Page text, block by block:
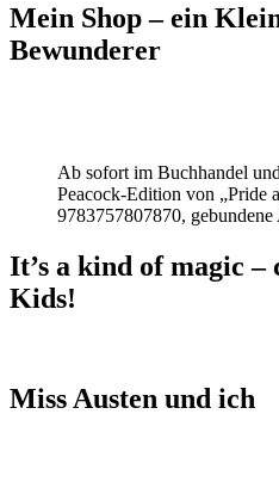
Mein Shop – ein
Bewunderer
Ab sofort im Buchhandel
Peacock-Edition von „Pride
9783757807870, gebundene
It’s a kind of magic
Kids!
Miss Austen und ich